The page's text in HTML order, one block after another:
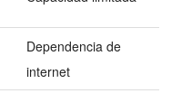
Dependencia de
internet